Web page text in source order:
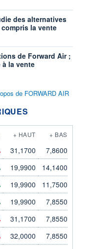
des alternatives
la vente
de Forward Air ;
la vente
de FORWARD AIR
+ HAUT + BAS
31,1700
7,8600
19,9900
14,1400
19,9900
11,7500
19,9900
7,8550
31,1700
7,8550
32,0000
7,8550